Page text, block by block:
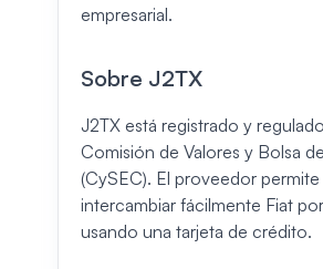
empresarial.
Sobre J2TX
J2TX está registrado y
Comisión de Valores y Bolsa
(CySEC). El proveedor permite
intercambiar fácilmente Fiat
usando una tarjeta de crédito.